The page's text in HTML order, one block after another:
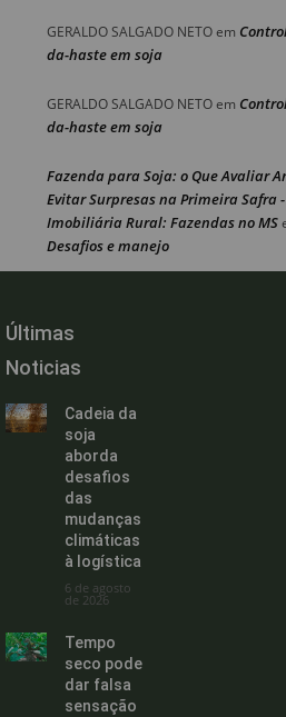
GERALDO SALGADO NETOem
da-haste em soja
GERALDO SALGADO NETOem
da-haste em soja
Fazenda para Soja: o Que Avaliar
Evitar Surpresas na Primeira Safra
Imobiliária Rural: Fazendas no MS
Desafios e manejo
Últimas
Noticias
Cadeia da
soja
aborda
desafios
das
mudanças
climáticas
à logística
6 de agosto
de 2026
Tempo
seco pode
dar falsa
sensação